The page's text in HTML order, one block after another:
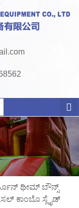
ಥೀಮ್ ಬೌನ್ಸ್
ಕಾಂಬೊ ಸ್ಲೈಡ್